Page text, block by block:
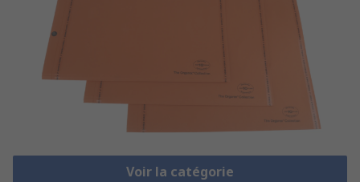
Voir la catégorie